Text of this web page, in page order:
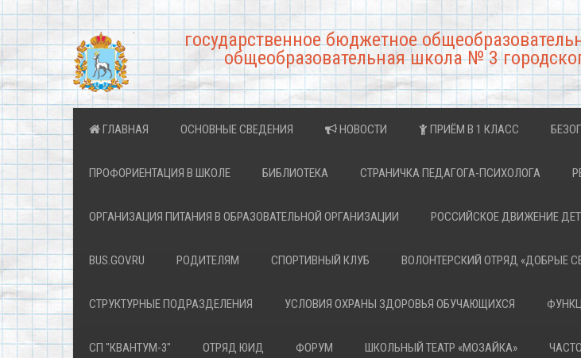
государственное бюджетное
общеобразовательная школа № 3
ГЛАВНАЯ ОСНОВНЫЕ СВЕДЕНИЯ НОВОСТИ ПРИЁМ В 1 КЛАСС
ПРОФОРИЕНТАЦИЯ В ШКОЛЕ БИБЛИОТЕКА СТРАНИЧКА ПЕДАГОГА-ПСИХОЛОГА
ОРГАНИЗАЦИЯ ПИТАНИЯ В ОБРАЗОВАТЕЛЬНОЙ ОРГАНИЗАЦИИ РОССИЙСКОЕ ДВИЖЕНИЕ
BUS.GOV.RU РОДИТЕЛЯМ СПОРТИВНЫЙ КЛУБ ВОЛОНТЕРСКИЙ ОТРЯД «ДОБРЫЕ
СТРУКТУРНЫЕ ПОДРАЗДЕЛЕНИЯ УСЛОВИЯ ОХРАНЫ ЗДОРОВЬЯ ОБУЧАЮЩИХСЯ
СП "КВАНТУМ-3" ОТРЯД ЮИД ФОРУМ ШКОЛЬНЫЙ ТЕАТР «МОЗАЙКА»